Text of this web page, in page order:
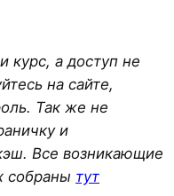
курс, а доступ не
на сайте,
Так же не
и
Все возникающие
собраны тут